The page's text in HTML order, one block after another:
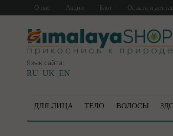
О нас Акции Блог Оплата и
Язык сайта:
RU UK EN
ДЛЯ ЛИЦА ТЕЛО ВОЛОСЫ